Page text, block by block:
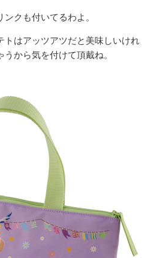
クも付いてるわよ。
トはアッツアツだと美味しいけれ
から気を付けて頂戴ね。